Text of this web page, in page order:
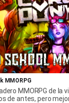
MMORPG
MMORPG de la
de antes, pero